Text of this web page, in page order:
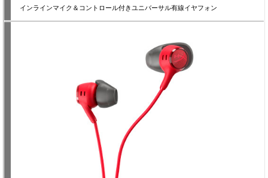
インラインマイク＆コントロール付きユニバーサル有線イヤフォン